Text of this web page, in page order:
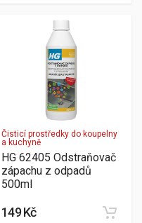
Čisticí prostředky do koupelny
a kuchyně
HG 62405 Odstraňovač
zápachu z odpadů
500ml
149 Kč